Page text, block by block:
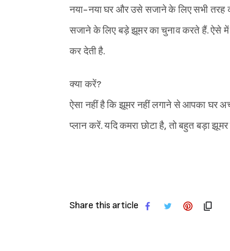
नया-नया घर और उसे सजाने के लिए सभी तरह
सजाने के लिए बड़े झूमर का चुनाव करते हैं. ऐसे
कर देती है.
क्या करें?
ऐसा नहीं है कि झूमर नहीं लगाने से आपका घर
प्लान करें. यदि कमरा छोटा है, तो बहुत बड़ा
Share this article